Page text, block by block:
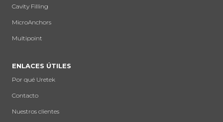
Cavity Filling
MicroAnchors
Multipoint
ENLACES ÚTILES
Por qué Uretek
Contacto
Nuestros clientes